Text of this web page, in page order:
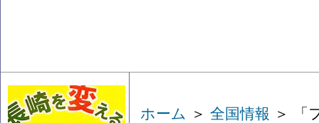
ホーム ＞ 全国情報 ＞ 「